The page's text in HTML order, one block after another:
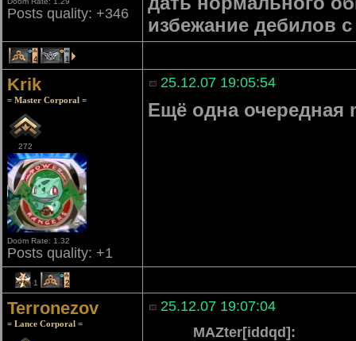
Posts quality: +346
избежание дебилов
4 1
Krik
= Master Corporal =
272
Doom Rate: 1.32
Posts quality: +1
25.12.07 19:05:54
Ещё одна очередная
1 2
Terronezov
= Lance Corporal =
25.12.07 19:07:04
MAZter[iddqd]: